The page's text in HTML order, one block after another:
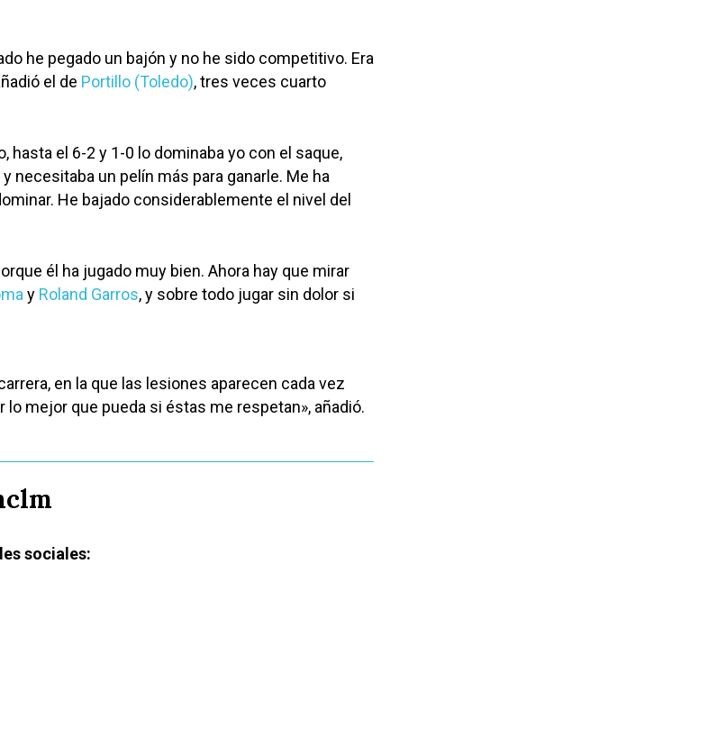
he pegado un bajón y no he sido competitivo. Era
el de Portillo (Toledo), tres veces cuarto
hasta el 6-2 y 1-0 lo dominaba yo con el saque,
necesitaba un pelín más para ganarle. Me ha
He bajado considerablemente el nivel del
él ha jugado muy bien. Ahora hay que mirar
y Roland Garros, y sobre todo jugar sin dolor si
en la que las lesiones aparecen cada vez
lo mejor que pueda si éstas me respetan», añadió.
sociales: